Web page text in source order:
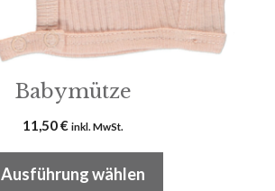
Babymütze
11,50€ inkl. MwSt.
Ausführung wählen